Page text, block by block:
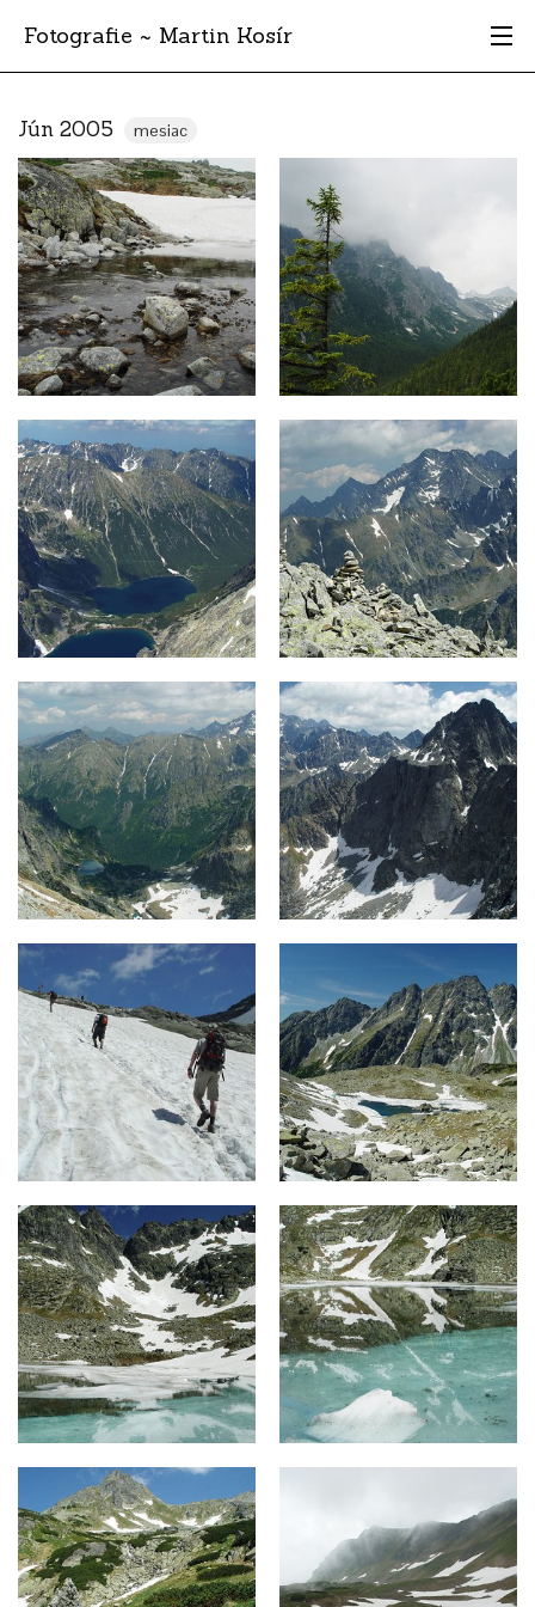
Fotografie ~ Martin Kosír
Albumy
Miesta
Archív
Vyhľadávanie
Jún 2005 mesiac